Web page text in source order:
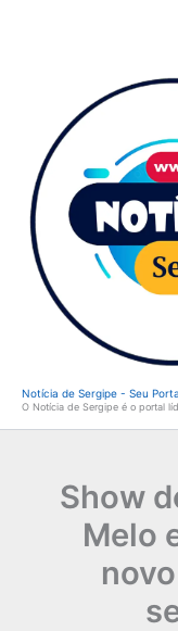
Notícia de Sergipe - Seu
O Notícia de Sergipe é o portal
Show
Melo